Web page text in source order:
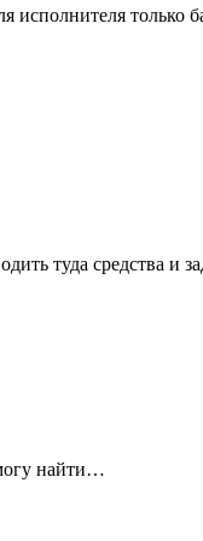
исполнителя только
туда средства и
найти…